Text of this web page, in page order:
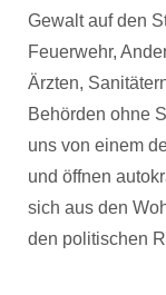
Gewalt auf den
Feuerwehr,
Ärzten,
Behörden ohne
uns von einem
und öffnen
sich aus den
den politischen